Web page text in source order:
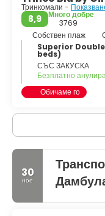
Тринкомали -
8,9
Много добре
3769
Собствен плаж
Superior
beds)
СЪС ЗАКУСКА
Безплатно
Обичаме го
30
ное